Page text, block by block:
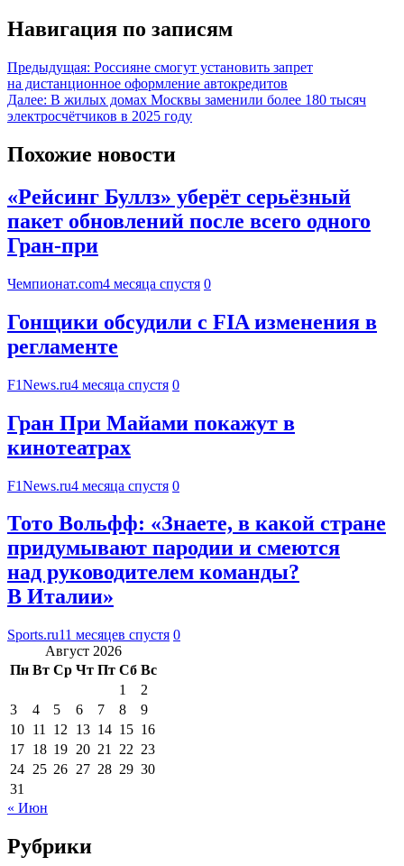
Навигация по записям
Предыдущая: Россияне смогут установить запрет
на дистанционное оформление автокредитов
Далее: В жилых домах Москвы заменили более 180 тысяч
электросчётчиков в 2025 году
Похожие новости
«Рейсинг Буллз» уберёт серьёзный
пакет обновлений после всего одного
Гран-при
Чемпионат.com4 месяца спустя 0
Гонщики обсудили с FIA изменения в
регламенте
F1News.ru4 месяца спустя 0
Гран При Майами покажут в
кинотеатрах
F1News.ru4 месяца спустя 0
Тото Вольфф: «Знаете, в какой стране
придумывают пародии и смеются
над руководителем команды?
В Италии»
Sports.ru11 месяцев спустя 0
Август 2026
Пн Вт Ср Чт Пт Сб Вс
1
2
3
4 5 6 7 8
9
10 11 12 13 14 15 16
17 18 19 20 21 22 23
24 25 26 27 28 29 30
31
« Июн
Рубрики